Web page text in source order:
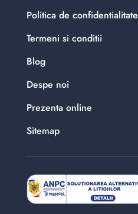
Politica de confidentialitate
Termeni si conditii
Blog
Despe noi
Prezenta online
Sitemap